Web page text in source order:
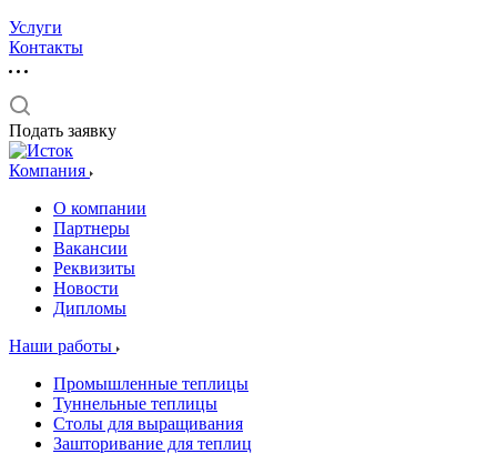
Услуги
Контакты
Подать заявку
Компания
О компании
Партнеры
Вакансии
Реквизиты
Новости
Дипломы
Наши работы
Промышленные теплицы
Туннельные теплицы
Столы для выращивания
Зашторивание для теплиц